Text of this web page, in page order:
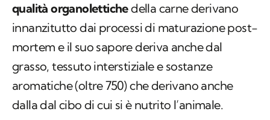
qualità organolettichedella carne derivano
innanzitutto dai processi di maturazione post-
mortem e il suo sapore deriva anche dal
grasso, tessuto interstiziale e sostanze
aromatiche (oltre 750) che derivano anche
dalla dal cibo di cui si è nutrito l’animale.